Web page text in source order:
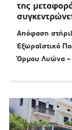
της
Απόφαση
Εξωραϊστικό
Όρμου Λυώνα –